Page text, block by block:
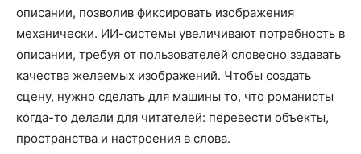
описании, позволив фиксировать изображения
механически. ИИ-системы увеличивают потребность в
описании, требуя от пользователей словесно задавать
качества желаемых изображений. Чтобы создать
сцену, нужно сделать для машины то, что романисты
когда-то делали для читателей: перевести объекты,
пространства и настроения в слова.